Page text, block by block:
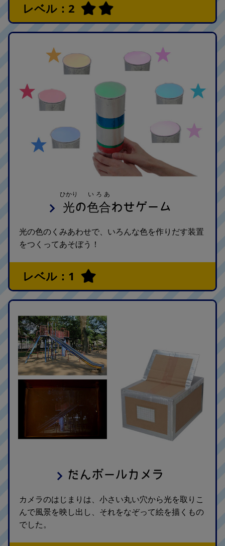
レベル：2
光
ひかり
の色合
いろあ
わせゲーム
光の色のくみあわせで、いろんな色を作りだす装置
をつくってあそぼう！
レベル：1
だんボールカメラ
カメラのはじまりは、小さい丸い穴から光を取りこ
んで風景を映し出し、それをなぞって絵を描くもの
でした。